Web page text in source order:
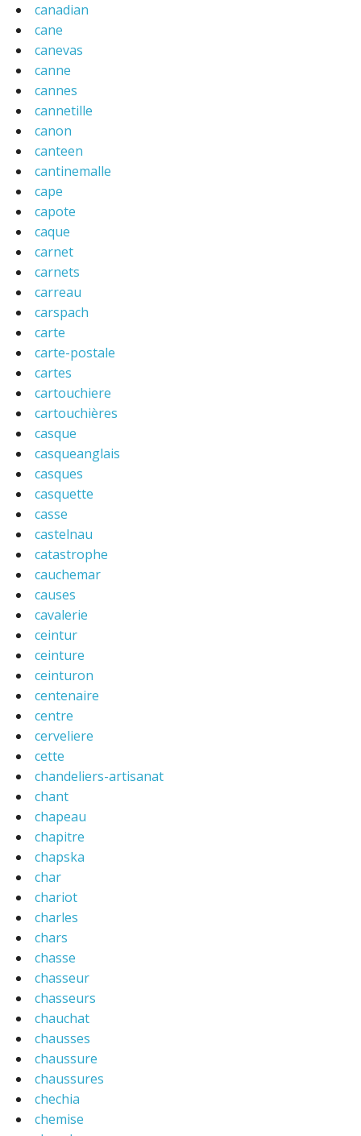
canadian
cane
canevas
canne
cannes
cannetille
canon
canteen
cantinemalle
cape
capote
caque
carnet
carnets
carreau
carspach
carte
carte-postale
cartes
cartouchiere
cartouchières
casque
casqueanglais
casques
casquette
casse
castelnau
catastrophe
cauchemar
causes
cavalerie
ceintur
ceinture
ceinturon
centenaire
centre
cerveliere
cette
chandeliers-artisanat
chant
chapeau
chapitre
chapska
char
chariot
charles
chars
chasse
chasseur
chasseurs
chauchat
chausses
chaussure
chaussures
chechia
chemise